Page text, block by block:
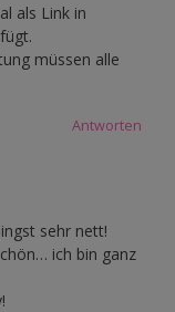
als Link in
müssen alle
Antworten
sehr nett!
ich bin ganz